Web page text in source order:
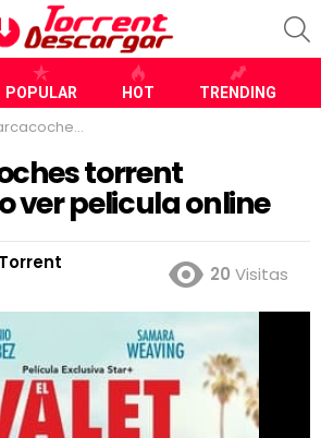
POPULAR HOT TRENDING
descargar o ver pelicula online
torrent
ver pelicula online
20 Visitas